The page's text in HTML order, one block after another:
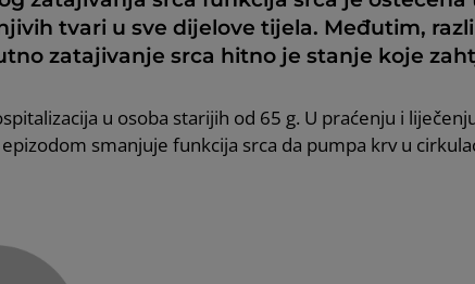
tvari u sve dijelove tijela. Međutim,
zatajivanje srca hitno je stanje koje
u osoba starijih od 65 g. U praćenju i
smanjuje funkcija srca da pumpa krv u